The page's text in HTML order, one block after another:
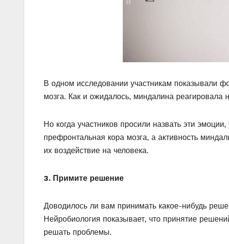
В одном исследовании участникам показывали
мозга. Как и ожидалось, миндалина реагировала
Но когда участников просили назвать эти
префронтальная кора мозга, а активность
их воздействие на человека.
3. Примите решение
Доводилось ли вам принимать какое-нибудь
Нейробиология показывает, что принятие
решать проблемы.